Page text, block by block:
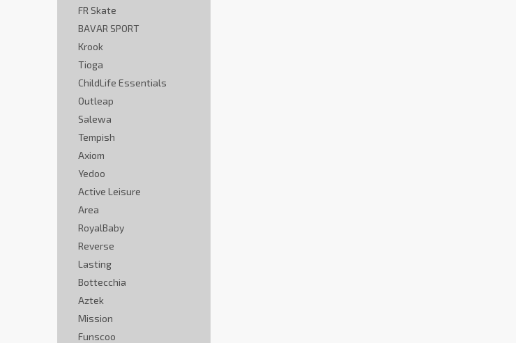
FR Skate
BAVAR SPORT
Krook
Tioga
ChildLife Essentials
Outleap
Salewa
Tempish
Axiom
Yedoo
Active Leisure
Area
RoyalBaby
Reverse
Lasting
Bottecchia
Aztek
Mission
Funscoo